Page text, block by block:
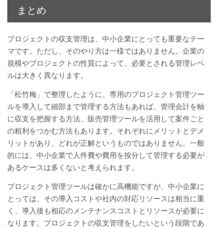
まとめ
プロジェクトの収支管理は、中小企業にとっても重要なテー
マです。ただし、そのやり方は一様ではありません。企業の
規模やプロジェクトの性質によって、必要とされる管理レベ
ルは大きく異なります。
「松竹梅」で整理したように、専用のプロジェクト管理ツー
ルを導入して細部まで管理する方法もあれば、管理会計を軸
に収支を把握する方法、販売管理ツールを活用して案件ごと
の粗利をつかむ方法もあります。それぞれにメリットとデメ
リットがあり、どれが正解というものではありません。一般
的には、中小企業で人件費や費用を按分して管理する必要が
あるケースは多くないと考えられます。
プロジェクト管理ツールは確かに高機能ですが、中小企業に
とっては、その導入コストや社内の対応リソースは相当に重
く、導入後も相応のメンテナンスコストとリソースが必要に
なります。プロジェクトの収支管理をしたいという段階であ